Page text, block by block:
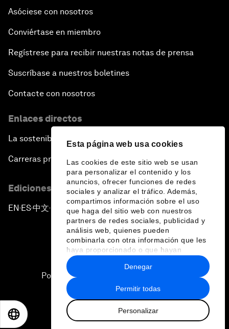
Esta página web usa cookies
Las cookies de este sitio web se usan
para personalizar el contenido y los
anuncios, ofrecer funciones de redes
sociales y analizar el tráfico. Además,
compartimos información sobre el uso
que haga del sitio web con nuestros
partners de redes sociales, publicidad y
análisis web, quienes pueden
combinarla con otra información que les
haya proporcionado o que hayan
recopilado a partir del uso que haya
hecho de sus servicios.
Permitir todas
Personalizar
Denegar
Asóciese con nosotros
Conviértase en miembro
Regístrese para recibir nuestras notas de prensa
Suscríbase a nuestros boletines
Contacte con nosotros
Enlaces directos
La sostenibilidad en el Foro
Carreras profesionales
Ediciones en otros idiomas
EN ▪ES▪中文▪ 日本語
Política de privacidad y normas de uso
Sitemap
2026 Foro Económico Mundial